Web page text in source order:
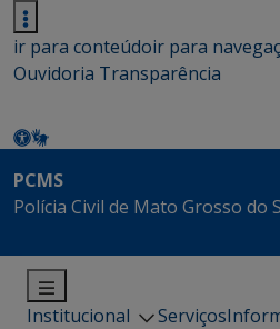
ir para conteúdoir para
Ouvidoria Transparência
PCMS
Polícia Civil de Mato Grosso do
Institucional Serviços